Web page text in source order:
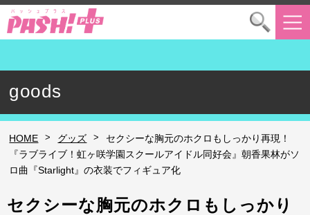
goods
HOME > グッズ >
セクシーな胸元のホクロもしっかり再現！
『ラブライブ！虹ヶ咲学園スクールアイドル同好会』朝香果林がソ
ロ曲『Starlight』の衣装でフィギュア化
セクシーな胸元のホクロもしっかり